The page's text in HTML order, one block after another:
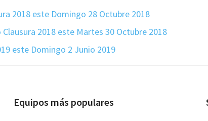
2018 este Domingo 28 Octubre 2018
2018 este Martes 30 Octubre 2018
este Domingo 2 Junio 2019
Equipos más populares